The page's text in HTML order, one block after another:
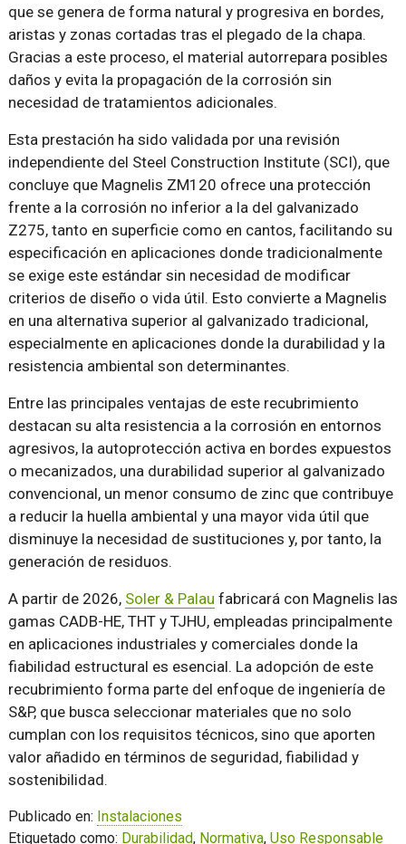
que se genera de forma natural y progresiva en bordes,
aristas y zonas cortadas tras el plegado de la chapa.
Gracias a este proceso, el material autorrepara posibles
daños y evita la propagación de la corrosión sin
necesidad de tratamientos adicionales.
Esta prestación ha sido validada por una revisión
independiente del Steel Construction Institute (SCI), que
concluye que Magnelis ZM120 ofrece una protección
frente a la corrosión no inferior a la del galvanizado
Z275, tanto en superficie como en cantos, facilitando su
especificación en aplicaciones donde tradicionalmente
se exige este estándar sin necesidad de modificar
criterios de diseño o vida útil. Esto convierte a Magnelis
en una alternativa superior al galvanizado tradicional,
especialmente en aplicaciones donde la durabilidad y la
resistencia ambiental son determinantes.
Entre las principales ventajas de este recubrimiento
destacan su alta resistencia a la corrosión en entornos
agresivos, la autoprotección activa en bordes expuestos
o mecanizados, una durabilidad superior al galvanizado
convencional, un menor consumo de zinc que contribuye
a reducir la huella ambiental y una mayor vida útil que
disminuye la necesidad de sustituciones y, por tanto, la
generación de residuos.
A partir de 2026, Soler & Palau fabricará con Magnelis las
gamas CADB-HE, THT y TJHU, empleadas principalmente
en aplicaciones industriales y comerciales donde la
fiabilidad estructural es esencial. La adopción de este
recubrimiento forma parte del enfoque de ingeniería de
S&P, que busca seleccionar materiales que no solo
cumplan con los requisitos técnicos, sino que aporten
valor añadido en términos de seguridad, fiabilidad y
sostenibilidad.
Publicado en: Instalaciones
Etiquetado como: Durabilidad, Normativa, Uso Responsable